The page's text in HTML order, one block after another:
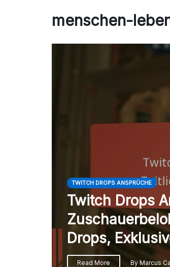
menschen-
TWITCH DROPS ANSPRÜCHE
Twitch Drops
Drops,
Read More By Marcus